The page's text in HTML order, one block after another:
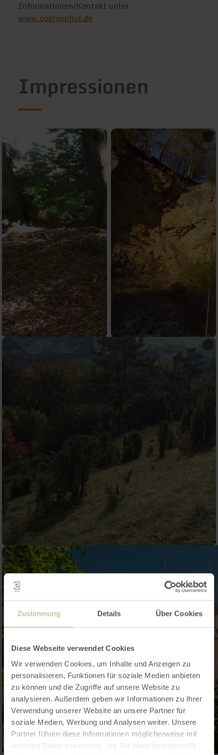
Zustimmung Details Über Cookies
Diese Webseite verwendet Cookies
Wir verwenden Cookies, um Inhalte und Anzeigen zu
personalisieren, Funktionen für soziale Medien anbieten
zu können und die Zugriffe auf unsere Website zu
analysieren. Außerdem geben wir Informationen zu Ihrer
Verwendung unserer Website an unsere Partner für
soziale Medien, Werbung und Analysen weiter. Unsere
Partner führen diese Informationen möglicherweise mit
weiteren Daten zusammen, die Sie ihnen bereitgestellt
Informationen/Kontakt unter
www.goergenhof.de
Impressionen